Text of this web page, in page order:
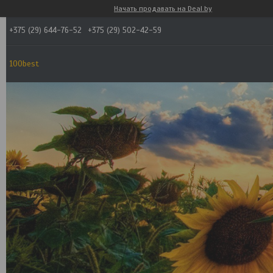
Начать продавать на Deal.by
+375 (29) 644-76-52 +375 (29) 502-42-59
100best